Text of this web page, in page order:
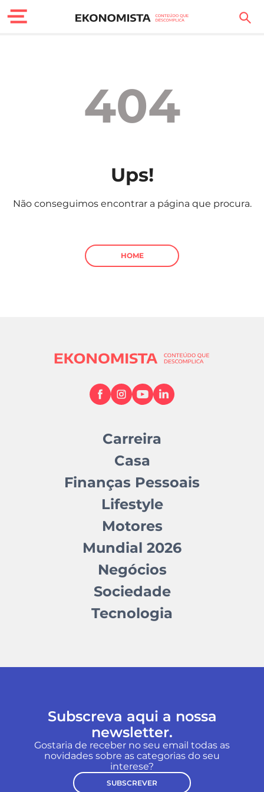
Carreira
Sociedade
Negócios
404
Ups!
Não conseguimos encontrar a página que procura.
HOME
Carreira
Casa
Finanças Pessoais
Lifestyle
Motores
Mundial 2026
Negócios
Sociedade
Tecnologia
Subscreva aqui a nossa
newsletter.
Gostaria de receber no seu email todas as
novidades sobre as categorias do seu
interese?
SUBSCREVER